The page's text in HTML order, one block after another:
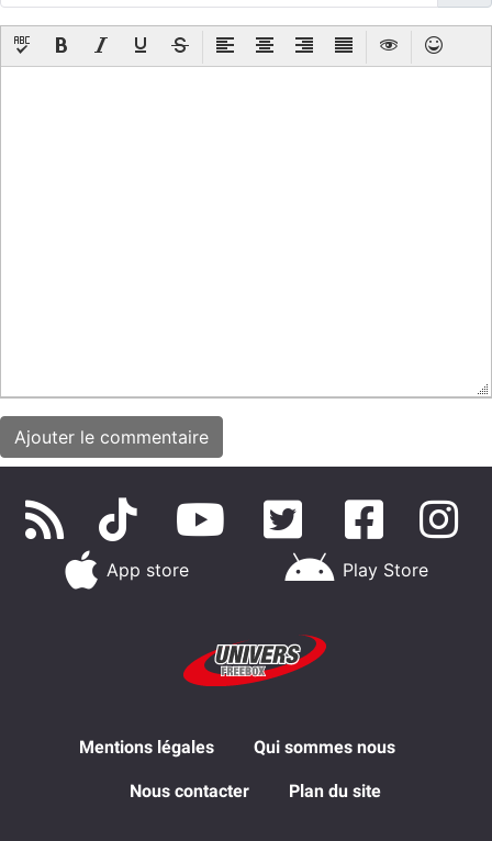
App store Play Store
Mentions légales Qui sommes nous
Nous contacter Plan du site